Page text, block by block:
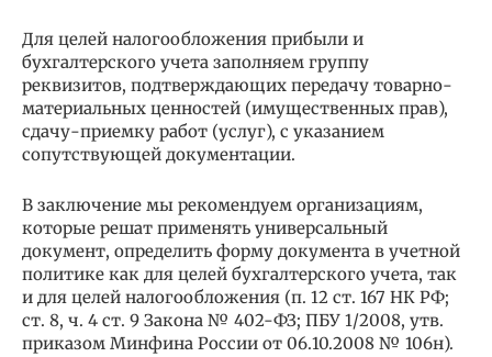
Для целей налогообложения прибыли и
бухгалтерского учета заполняем группу
реквизитов, подтверждающих передачу товарно-
материальных ценностей (имущественных прав),
сдачу-приемку работ (услуг), с указанием
сопутствующей документации.
В заключение мы рекомендуем организациям,
которые решат применять универсальный
документ, определить форму документа в учетной
политике как для целей бухгалтерского учета, так
и для целей налогообложения (п. 12 ст. 167 НК РФ;
ст. 8, ч. 4 ст. 9 Закона № 402-ФЗ; ПБУ 1/2008, утв.
приказом Минфина России от 06.10.2008 № 106н).